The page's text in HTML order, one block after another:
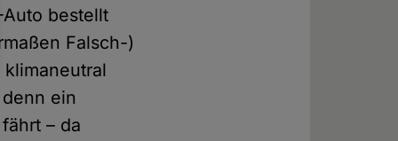
bestellt
Falsch-)
ein
– da